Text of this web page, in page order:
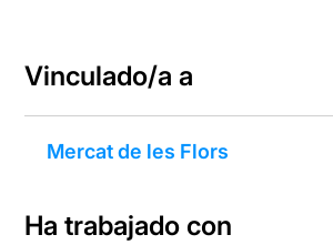
Vinculado/a a
Mercat de les Flors
Ha trabajado con